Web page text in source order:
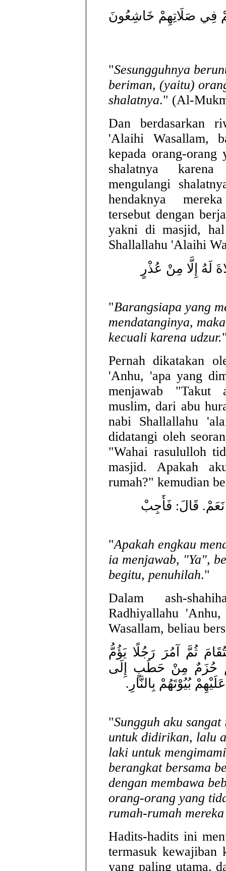
(1) الَّذِينَ هُمْ فِي صَلَاتِهِمْ خَاشِعُونَ
"Sesungguhnya
beriman, (yaitu)
shalatnya." (Al-
Dan berdasarkan
'Alaihi Wasallam,
kepada orang-orang
shalatnya
mengulangi
hendaknya
tersebut dengan
yakni di masjid,
Shallallahu 'Alaihi
لَهُ إِلَّا مِنْ عُذْرٍ
"Barangsiapa yang
mendatanginya,
kecuali karena udzur.
Pernah dikatakan
'Anhu, 'apa yang
menjawab "Takut
muslim, dari abu
nabi Shallallahu
didatangi oleh
"Wahai rasululloh
masjid. Apakah
rumah?" kemudian
نَعَمْ. قَالَ: فَأَجِبْ
"Apakah engkau
ia menjawab, "Ya",
begitu, penuhilah."
Dalam ash-
Radhiyallahu
Wasallam, beliau
ثُمَّ آمُرَ رَجُلًا يَؤُمُّ
حُزَمٌ مِنْ حَطَبٍ إِلَى
بُيُوْتَهُمْ بِالنَّارِ.
"Sungguh aku
untuk didirikan, lalu
laki untuk
berangkat bersama
dengan membawa
orang-orang yang
rumah-rumah
Hadits-hadits ini
termasuk kewajiban
yang paling utama,